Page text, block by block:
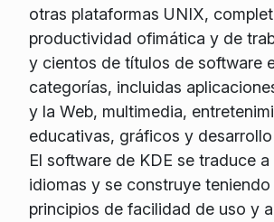
otras plataformas UNIX,
productividad ofimática y de
y cientos de títulos de software
categorías, incluidas
y la Web, multimedia,
educativas, gráficos y
El software de KDE se traduce
idiomas y se construye
principios de facilidad de uso y